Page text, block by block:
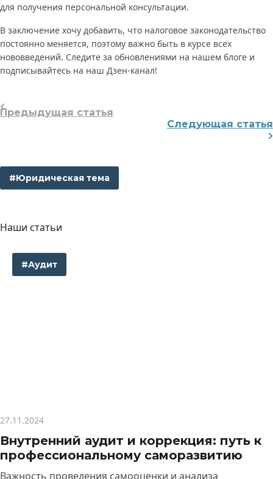
для получения персональной консультации.
В заключение хочу добавить, что налоговое законодательство
постоянно меняется, поэтому важно быть в курсе всех
нововведений. Следите за обновлениями на нашем блоге и
подписывайтесь на наш Дзен-канал!
Предыдущая статья
Следующая статья
#Юридическая тема
Наши статьи
#Аудит
27.11.2024
Внутренний аудит и коррекция: путь к
профессиональному саморазвитию
Важность проведения самооценки и анализа